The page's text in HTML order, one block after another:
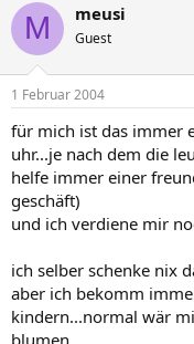
M meusi
Guest
1 Februar 2004
für mich ist das immer
uhr...je nach dem die
helfe immer einer
geschäft)
und ich verdiene mir
ich selber schenke nix
aber ich bekomm
kindern...normal wär
blumen